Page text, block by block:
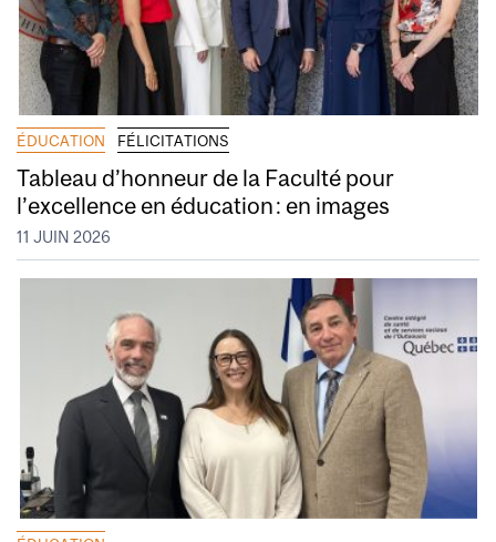
ÉDUCATION FÉLICITATIONS
Tableau d’honneur de la Faculté pour
l’excellence en éducation : en images
11 JUIN 2026